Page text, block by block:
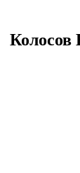
Колосов